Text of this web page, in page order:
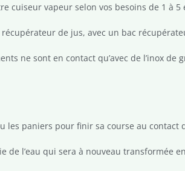
cuiseur vapeur selon vos besoins de 1 à
de jus, avec un bac
ne sont en contact qu’avec de l’inox
les paniers pour finir sa course au
de l’eau qui sera à nouveau transformée